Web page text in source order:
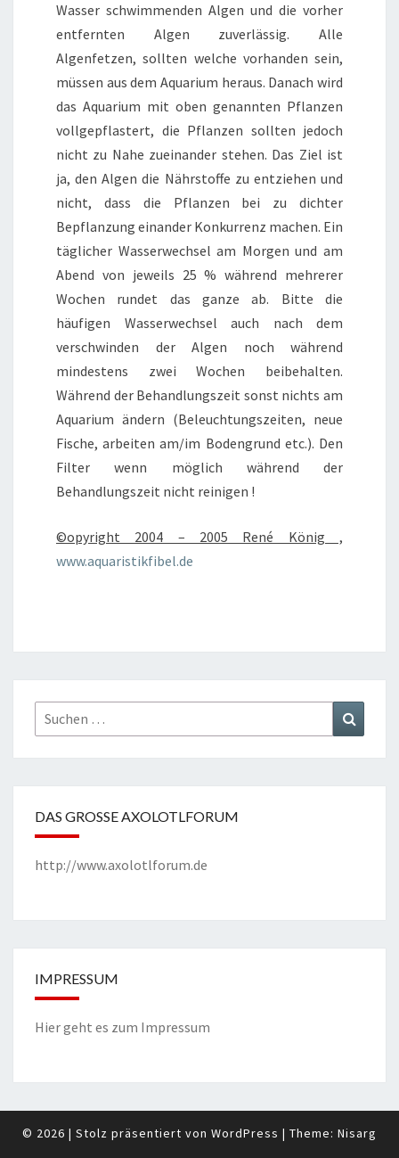
Wasser schwimmenden Algen und die vorher
entfernten Algen zuverlässig. Alle
Algenfetzen, sollten welche vorhanden sein,
müssen aus dem Aquarium heraus. Danach wird
das Aquarium mit oben genannten Pflanzen
vollgepflastert, die Pflanzen sollten jedoch
nicht zu Nahe zueinander stehen. Das Ziel ist
ja, den Algen die Nährstoffe zu entziehen und
nicht, dass die Pflanzen bei zu dichter
Bepflanzung einander Konkurrenz machen. Ein
täglicher Wasserwechsel am Morgen und am
Abend von jeweils 25 % während mehrerer
Wochen rundet das ganze ab. Bitte die
häufigen Wasserwechsel auch nach dem
verschwinden der Algen noch während
mindestens zwei Wochen beibehalten.
Während der Behandlungszeit sonst nichts am
Aquarium ändern (Beleuchtungszeiten, neue
Fische, arbeiten am/im Bodengrund etc.). Den
Filter wenn möglich während der
Behandlungszeit nicht reinigen !
©opyright 2004 – 2005 René König ,
www.aquaristikfibel.de
Suchen
nach:
DAS GROSSE AXOLOTLFORUM
http://www.axolotlforum.de
IMPRESSUM
Hier geht es zum Impressum
© 2026 | Stolz präsentiert von WordPress | Theme: Nisarg